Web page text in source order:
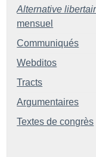
Alternative
mensuel
Communiqués
Webditos
Tracts
Argumentaires
Textes de congrès